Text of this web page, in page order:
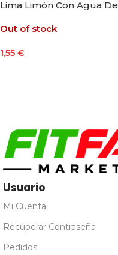
Lima Limón Con Agua De
Out of stock
1,55 €
Usuario
Mi Cuenta
Recuperar Contraseña
Pedidos